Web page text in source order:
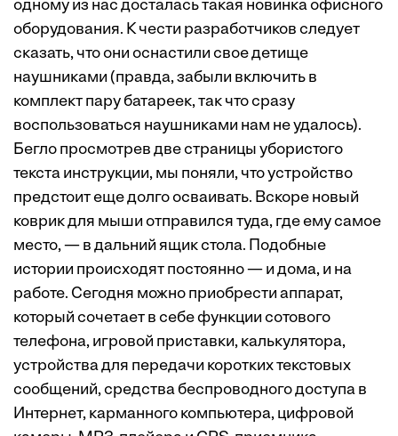
одному из нас досталась такая новинка офисного
оборудования. К чести разработчиков следует
сказать, что они оснастили свое детище
наушниками (правда, забыли включить в
комплект пару батареек, так что сразу
воспользоваться наушниками нам не удалось).
Бегло просмотрев две страницы убористого
текста инструкции, мы поняли, что устройство
предстоит еще долго осваивать. Вскоре новый
коврик для мыши отправился туда, где ему самое
место, — в дальний ящик стола. Подобные
истории происходят постоянно — и дома, и на
работе. Сегодня можно приобрести аппарат,
который сочетает в себе функции сотового
телефона, игровой приставки, калькулятора,
устройства для передачи коротких текстовых
сообщений, средства беспроводного доступа в
Интернет, карманного компьютера, цифровой